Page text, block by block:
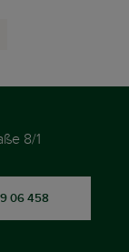
8/1
06 458